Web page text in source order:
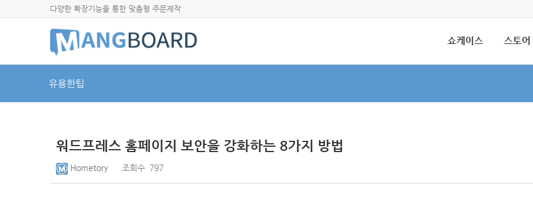
다양한 확장기능을 통한 맞춤형 주문제작
쇼케이스 스토어
유용한팁
워드프레스 홈페이지 보안을 강화하는 8가지 방법
Hometory 조회수 797